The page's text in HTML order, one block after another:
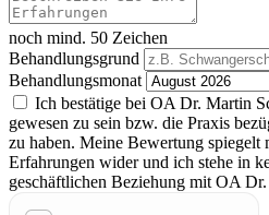
noch mind. 50 Zeichen
Behandlungsgrund
Behandlungsmonat
Ich bestätige bei OA Dr. Martin
gewesen zu sein bzw. die Praxis
zu haben. Meine Bewertung spiegelt
Erfahrungen wider und ich stehe in
geschäftlichen Beziehung mit OA